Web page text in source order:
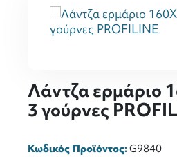
Λάντζα ερμάριο
3 γούρνες
Κωδικός Προϊόντος:G9840